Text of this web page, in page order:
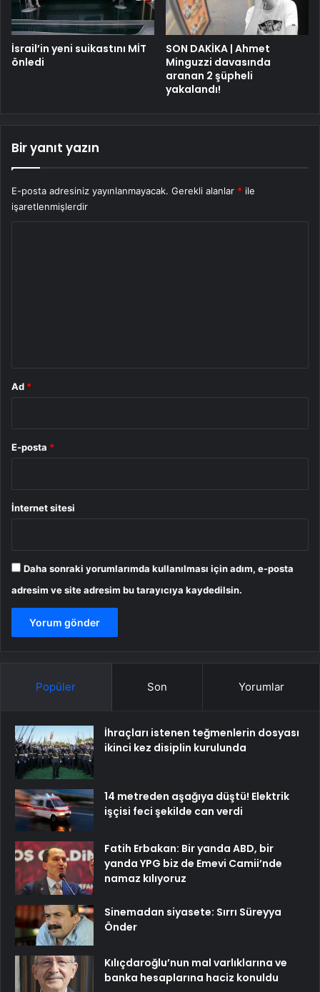
İsrail’in yeni suikastını MİT
önledi
SON DAKİKA | Ahmet
Minguzzi davasında
aranan 2 şüpheli
yakalandı!
Bir yanıt yazın
E-posta adresiniz yayınlanmayacak. Gerekli alanlar * ile
işaretlenmişlerdir
Ad *
E-posta *
İnternet sitesi
Daha sonraki yorumlarımda kullanılması için adım, e-posta
adresim ve site adresim bu tarayıcıya kaydedilsin.
Popüler Son Yorumlar
İhraçları istenen teğmenlerin dosyası
ikinci kez disiplin kurulunda
14 metreden aşağıya düştü! Elektrik
işçisi feci şekilde can verdi
Fatih Erbakan: Bir yanda ABD, bir
yanda YPG biz de Emevi Camii’nde
namaz kılıyoruz
Sinemadan siyasete: Sırrı Süreyya
Önder
Kılıçdaroğlu’nun mal varlıklarına ve
banka hesaplarına haciz konuldu